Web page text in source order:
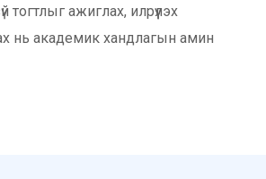
тогтлыг ажиглах, илрүүлэх
нь академик хандлагын амин